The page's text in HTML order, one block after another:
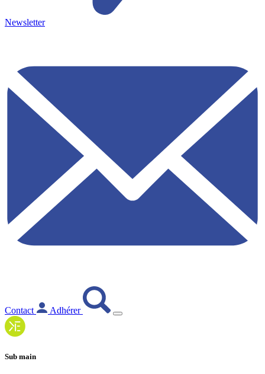
Newsletter
Contact Adhérer
Sub main